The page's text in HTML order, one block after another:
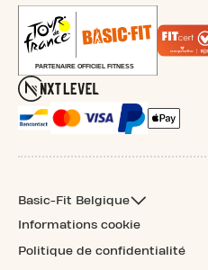
Basic-Fit Belgique
Informations cookie
Politique de confidentialité